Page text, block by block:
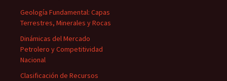
Geología Fundamental: Capas
Terrestres, Minerales y Rocas
Dinámicas del Mercado
Petrolero y Competitividad
Nacional
Clasificación de Recursos